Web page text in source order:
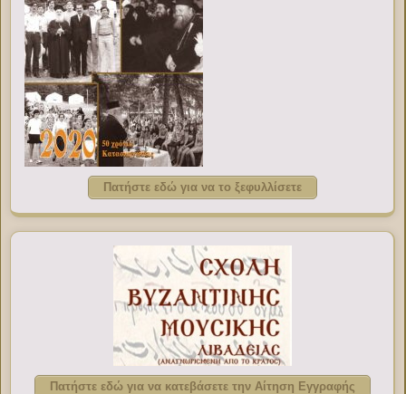
Πατήστε εδώ για να το ξεφυλλίσετε
Πατήστε εδώ για να κατεβάσετε την Αίτηση Εγγραφής